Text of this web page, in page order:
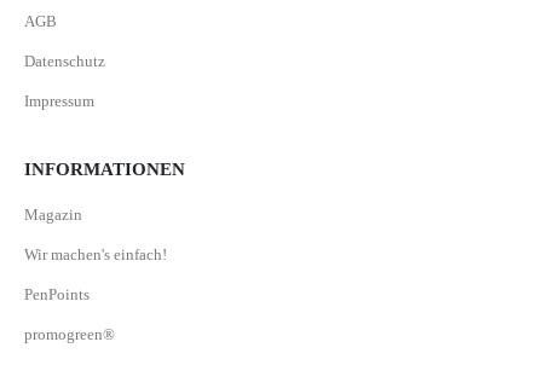
AGB
Datenschutz
Impressum
INFORMATIONEN
Magazin
Wir machen's einfach!
PenPoints
promogreen®